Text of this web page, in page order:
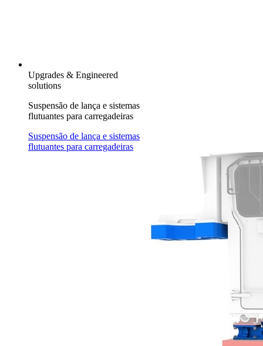
Upgrades & Engineered
solutions
Suspensão de lança e sistemas
flutuantes para carregadeiras
Suspensão de lança e sistemas
flutuantes para carregadeiras